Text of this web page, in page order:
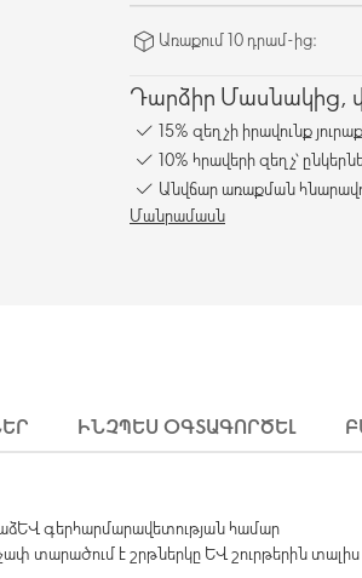
Առաքում 10 դրամ-ից։
Դարձիր Մասնակից,
15% զեղչի իրավունք
10% հրավերի զեղչ՝
Անվճար առաքման
Մանրամասն
ԻՆՉՊԵՍ ՕԳՏԱԳՈՐԾԵԼ
գերհարմարավետության համար
տարածում է շրթներկը և շուրթերին տալիս